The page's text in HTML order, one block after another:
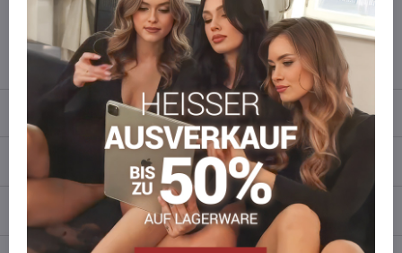
wieder auf!
info​​@everlady​​.eu
Bewertungen
Diskussion